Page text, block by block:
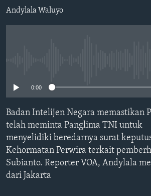
ke
Pencarian
IKUTI KAMI
Andylala Waluyo
0:00
Badan Intelijen Negara memastikan
telah meminta Panglima TNI untuk
menyelidiki beredarnya surat
Kehormatan Perwira terkait
Subianto. Reporter VOA, Andylala
dari Jakarta